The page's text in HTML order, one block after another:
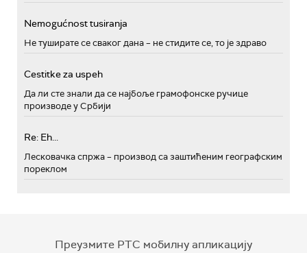
Nemogućnost tusiranja
Не туширате се сваког дана – не стидите се, то је здраво
Cestitke za uspeh
Да ли сте знали да се најбоље грамофонске ручице
производе у Србији
Re: Eh...
Лесковачка спржа – производ са заштићеним географским
пореклом
Преузмите РТС мобилну апликацију